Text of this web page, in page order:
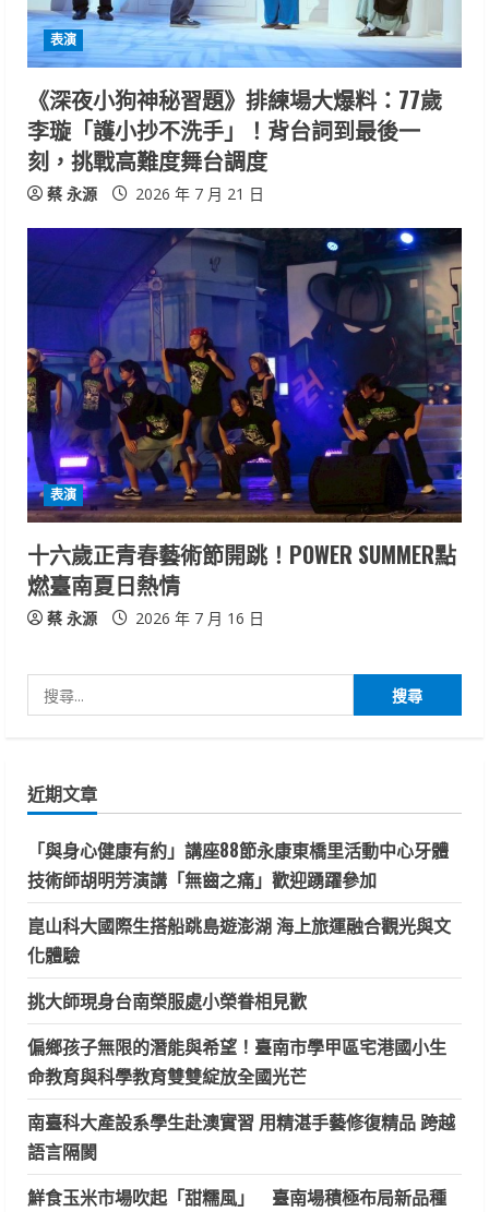
表演
《深夜小狗神秘習題》排練場大爆料：77歲
李璇「護小抄不洗手」！背台詞到最後一
刻，挑戰高難度舞台調度
蔡 永源 2026 年 7 月 21 日
表演
十六歲正青春藝術節開跳！POWER SUMMER點
燃臺南夏日熱情
蔡 永源 2026 年 7 月 16 日
尋
字:
近期文章
「與身心健康有約」講座88節永康東橋里活動中心牙體
技術師胡明芳演講「無齒之痛」歡迎踴躍參加
崑山科大國際生搭船跳島遊澎湖 海上旅運融合觀光與文
化體驗
挑大師現身台南榮服處小榮眷相見歡
偏鄉孩子無限的潛能與希望！臺南市學甲區宅港國小生
命教育與科學教育雙雙綻放全國光芒
南臺科大產設系學生赴澳實習 用精湛手藝修復精品 跨越
語言隔閡
鮮食玉米市場吹起「甜糯風」 臺南場積極布局新品種